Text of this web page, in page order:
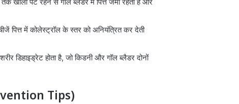
खाली पेट रहने से गॉल ब्लैडर में पित्त जमा रहता है और
पित्त में कोलेस्ट्रॉल के स्तर को अनियंत्रित कर देती
डिहाइड्रेट होता है, जो किडनी और गॉल ब्लैडर दोनों
Tips)